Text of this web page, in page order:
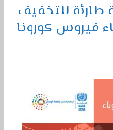
طارئة للتخفيف
فيروس كورونا